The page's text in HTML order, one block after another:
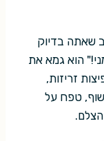
שאתה בדיוק
הוא גמא את
זריזות,
טפח על